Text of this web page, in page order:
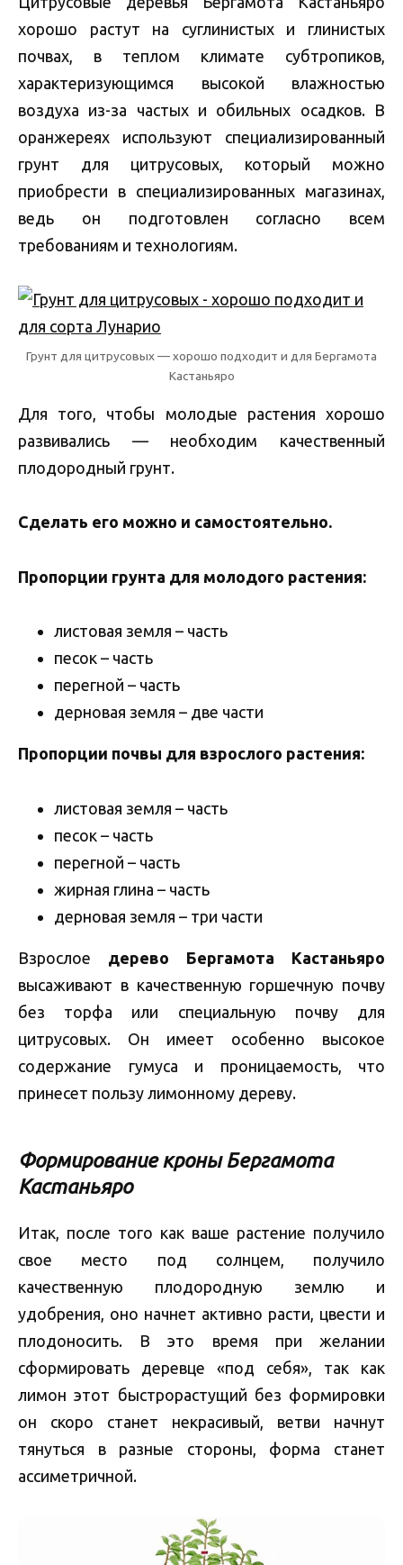
хорошо растут на суглинистых и глинистых
почвах, в теплом климате субтропиков,
характеризующимся высокой влажностью
воздуха из-за частых и обильных осадков. В
оранжереях используют специализированный
грунт для цитрусовых, который можно
приобрести в специализированных магазинах,
ведь он подготовлен согласно всем
требованиям и технологиям.
Грунт для цитрусовых — хорошо подходит и для Бергамота
Кастаньяро
Для того, чтобы молодые растения хорошо
развивались — необходим качественный
плодородный грунт.
Сделать его можно и самостоятельно.
Пропорции грунта для молодого растения:
листовая земля – часть
песок – часть
перегной – часть
дерновая земля – две части
Пропорции почвы для взрослого растения:
листовая земля – часть
песок – часть
перегной – часть
жирная глина – часть
дерновая земля – три части
Взрослое дерево Бергамота Кастаньяро
высаживают в качественную горшечную почву
без торфа или специальную почву для
цитрусовых. Он имеет особенно высокое
содержание гумуса и проницаемость, что
принесет пользу лимонному дереву.
Формирование кроны Бергамота
Кастаньяро
Итак, после того как ваше растение получило
свое место под солнцем, получило
качественную плодородную землю и
удобрения, оно начнет активно расти, цвести и
плодоносить. В это время при желании
сформировать деревце «под себя», так как
лимон этот быстрорастущий без формировки
он скоро станет некрасивый, ветви начнут
тянуться в разные стороны, форма станет
ассиметричной.